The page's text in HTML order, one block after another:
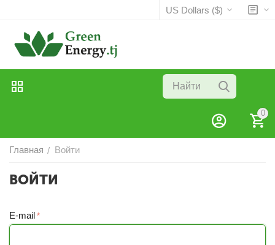
US Dollars ($)
0
Главная / Войти
ВОЙТИ
E-mail